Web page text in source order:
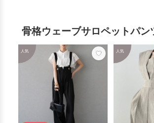
骨格ウェーブサロペットパン
人気 人気